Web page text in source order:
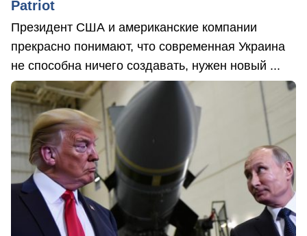
Patriot
Президент США и американские компании
прекрасно понимают, что современная Украина
не способна ничего создавать, нужен новый ...